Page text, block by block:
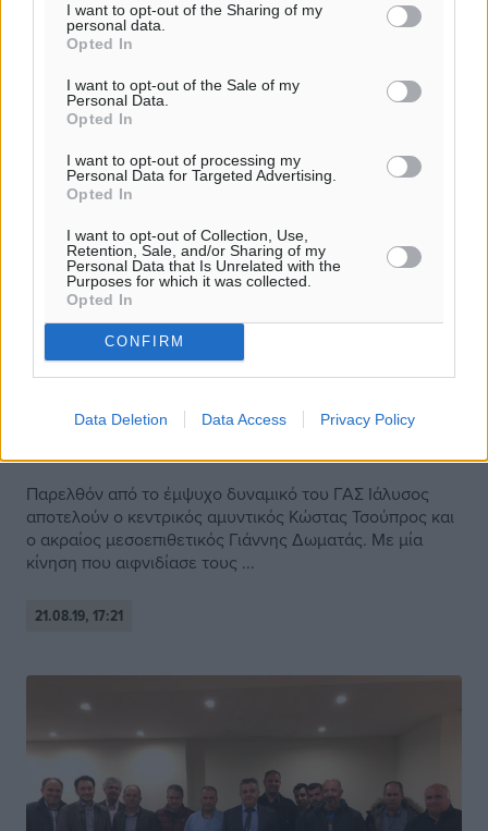
I want to opt-out of the Sharing of my
personal data.
Opted In
I want to opt-out of the Sale of my
Personal Data.
Opted In
I want to opt-out of processing my
Personal Data for Targeted Advertising.
Opted In
I want to opt-out of Collection, Use,
Retention, Sale, and/or Sharing of my
Personal Data that Is Unrelated with the
Purposes for which it was collected.
Opted In
CONFIRM
Data Deletion Data Access Privacy Policy
ΓΑΣ Ιάλυσος: «Τέλος» Τσούπρος και
Παρελθόν από το έμψυχο δυναμικό του ΓΑΣ Ιάλυσος
αποτελούν ο κεντρικός αμυντικός Κώστας Τσούπρος και
ο ακραίος μεσοεπιθετικός Γιάννης Δωματάς. Με μία
κίνηση που αιφνιδίασε τους ...
21.08.19, 17:21